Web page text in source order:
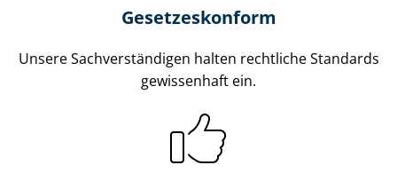
Gesetzes­konform
Unsere Sach­ver­stän­di­gen halten rechtliche Standards
gewissenhaft ein.